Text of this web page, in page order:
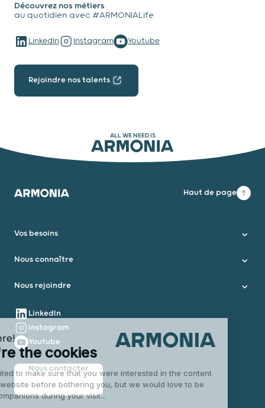
Découvrez nos métiers
au quotidien avec #ARMONIALife
LinkedIn Instagram Youtube
Rejoindre nos talents
ALL WE NEED IS
ARMONIA
Armonia Haut de page
Vos besoins
Nous connaître
Nous rejoindre
Nous suivre
LinkedIn
Instagram
Youtube
Nous contacter